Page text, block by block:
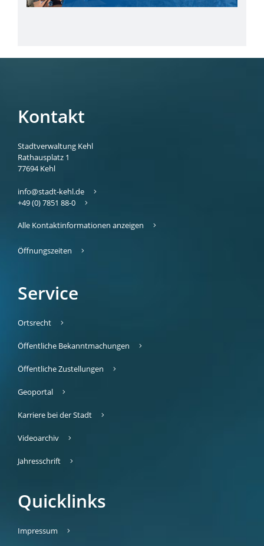
Kontakt
Stadtverwaltung Kehl
Rathausplatz 1
77694 Kehl
info@stadt-kehl.de
+49 (0) 7851 88-0
Alle Kontaktinformationen anzeigen
Öffnungszeiten
Service
Ortsrecht
Öffentliche Bekanntmachungen
Öffentliche Zustellungen
Geoportal
Karriere bei der Stadt
Videoarchiv
Jahresschrift
Quicklinks
Impressum